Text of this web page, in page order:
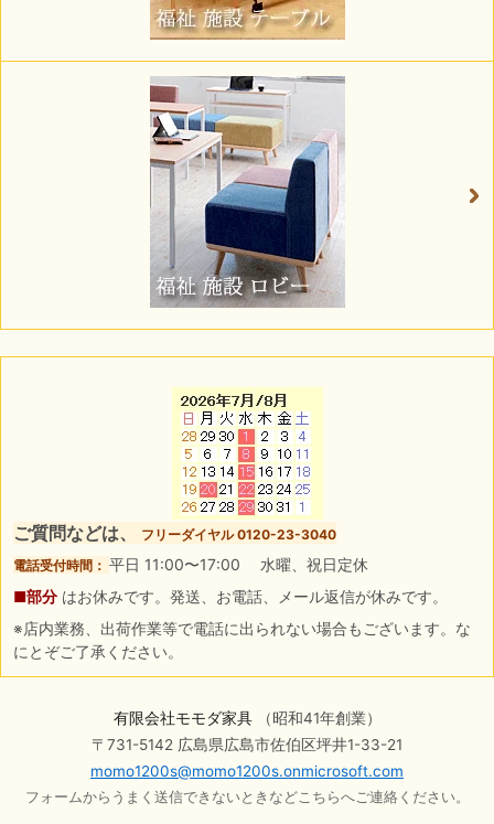
ご質問などは、
フリーダイヤル 0120-23-3040
電話受付時間： 平日 11:00〜17:00 水曜、祝日定休
■部分 はお休みです。発送、お電話、メール返信が休みです。
※店内業務、出荷作業等で電話に出られない場合もございます。な
にとぞご了承ください。
有限会社モモダ家具（昭和41年創業）
〒731-5142 広島県広島市佐伯区坪井1-33-21
momo1200s@momo1200s.onmicrosoft.com
フォームからうまく送信できないときなどこちらへご連絡ください。